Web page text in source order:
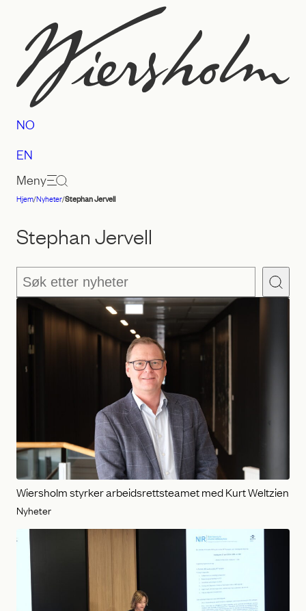
innhold
Advokatfirmaet
Wiersholm
NO
EN
Meny
Hjem/Nyheter/Stephan Jervell
Stephan Jervell
Søk
Wiersholm styrker arbeidsrettsteamet med Kurt Weltzien
Nyheter